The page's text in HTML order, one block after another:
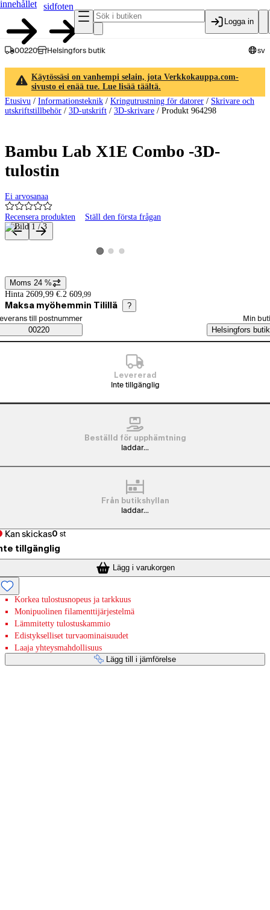
innehållet
sidfoten
Logga in
00220 Helsingfors butik sv
Käytössäsi on vanhempi selain, jota Verkkokauppa.com-
sivusto ei enää tue. Lue lisää täältä.
Etusivu / Informationsteknik / Kringutrustning för datorer / Skrivare och
utskriftstillbehör / 3D-utskrift / 3D-skrivare / Produkt 964298
Bambu Lab X1E Combo -3D-
tulostin
Ei arvosanaa
Recensera produkten Ställ den första frågan
Produktbilder och videor
Visa produktbild 1
Visa produktbild 2
Visa produktbild 3
Prisinformation
Moms 24 %
Hinta 2609,99 €. 2 609,99
Maksa myöhemmin Tilillä ?
Saatavuustiedot
beställningssätt
till postnummer
00220
Min
Helsingfors butik
Levererad
Inte tillgänglig
Beställd för upphämtning
laddar...
Från butikshyllan
laddar...
Kan skickas0 st
tillgänglig
Lägg i varukorgen
Korkea tulostusnopeus ja tarkkuus
Monipuolinen filamenttijärjestelmä
Lämmitetty tulostuskammio
Edistykselliset turvaominaisuudet
Laaja yhteysmahdollisuus
Lägg till i jämförelse